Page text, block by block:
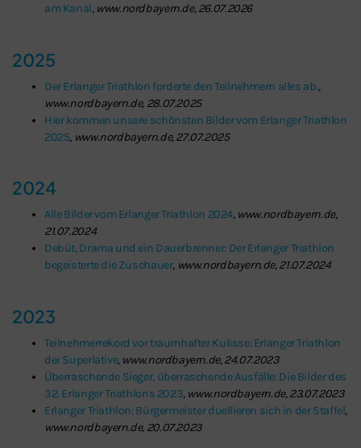
Schließen
am Kanal, www.nordbayern.de, 26.07.2026
2025
Der Erlanger Triathlon forderte den Teilnehmern alles ab.,
www.nordbayern.de, 28.07.2025
Hier kommen unsere schönsten Bilder vom Erlanger Triathlon
2025, www.nordbayern.de, 27.07.2025
2024
Alle Bilder vom Erlanger Triathlon 2024, www.nordbayern.de,
21.07.2024
Debüt, Drama und ein Dauerbrenner: Der Erlanger Triathlon
begeisterte die Zuschauer, www.nordbayern.de, 21.07.2024
2023
Teilnehmerrekord vor traumhafter Kulisse: Erlanger Triathlon
der Superlative, www.nordbayern.de, 24.07.2023
Überraschende Sieger, überraschende Ausfälle: Die Bilder des
32. Erlanger Triathlons 2023, www.nordbayern.de, 23.07.2023
Erlanger Triathlon: Bürgermeister duellieren sich in der Staffel,
www.nordbayern.de, 20.07.2023